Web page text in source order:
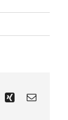
Xing E-